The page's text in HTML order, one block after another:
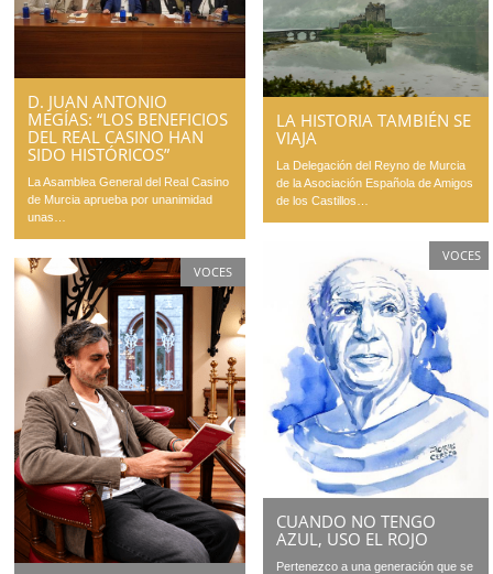
D. JUAN ANTONIO
MEGÍAS: “LOS BENEFICIOS
DEL REAL CASINO HAN
SIDO HISTÓRICOS”
La Asamblea General del Real Casino
de Murcia aprueba por unanimidad
unas…
LA HISTORIA TAMBIÉN SE
VIAJA
La Delegación del Reyno de Murcia
de la Asociación Española de Amigos
de los Castillos…
VOCES
CUANDO NO TENGO
AZUL, USO EL ROJO
Pertenezco a una generación que se
VOCES